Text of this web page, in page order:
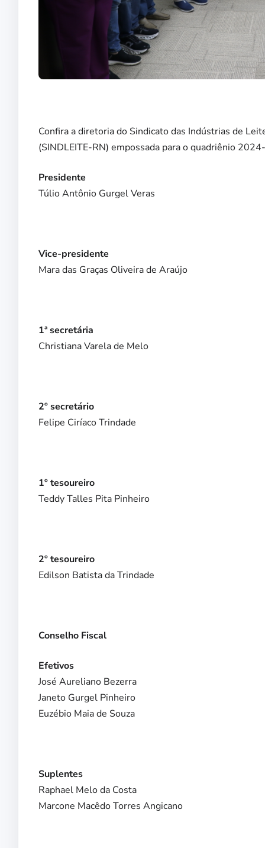
Confira a diretoria do Sindicato das Indústrias de
(SINDLEITE-RN) empossada para o quadriênio
Presidente
Túlio Antônio Gurgel Veras
Vice-presidente
Mara das Graças Oliveira de Araújo
1ª secretária
Christiana Varela de Melo
2º secretário
Felipe Ciríaco Trindade
1º tesoureiro
Teddy Talles Pita Pinheiro
2º tesoureiro
Edilson Batista da Trindade
Conselho Fiscal
Efetivos
José Aureliano Bezerra
Janeto Gurgel Pinheiro
Euzébio Maia de Souza
Suplentes
Raphael Melo da Costa
Marcone Macêdo Torres Angicano